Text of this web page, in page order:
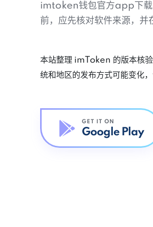
imtoken钱包官方app下载
前，应先核对软件来源，并
本站整理 imToken 的版本核
统和地区的发布方式可能变化
GET IT ON
Google Play